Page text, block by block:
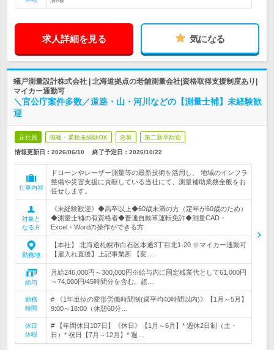
求人詳細を見る 気になる
蟻戸測量設計株式会社 | 北海道拠点の老舗測量会社|資格取得支援制度あり|
マイカー通勤可
＼官公庁案件多数／道路・山・河川などの【測量士補】未経験歓
迎
正社員 職種・業種未経験OK 急募 第二新卒歓迎
情報更新日：2026/06/10 終了予定日： 2026/10/22
仕事内容
ドローンやレーザー測量等の最新技術を活用し、 地域のインフラ
整備や災害支援に貢献している当社にて、測量補助業務全般をお
任せします。
対象と
なる方
《未経験歓迎》◆高卒以上◆60歳未満の方（定年が60歳のため）
◆測量士補の有資格者◆普通自動車運転免許◆測量CAD・
Excel・Wordの操作ができる方
勤務地
【本社】 北海道札幌市白石区本通3丁目北1-20 ※マイカー通勤可
【雇入れ直後】上記事業所 【変…
給与
月給246,000円～300,000円※給与内に固定残業代として61,000円
～74,000円/45時間分を含む。超…
勤務
時間
# 《1年単位の変形労働時間制(週平均40時間以内)》【1月～5月】
9:00～18:00（休憩60分…
休日
休暇
# 【年間休日107日】《休日》【1月～6月】* 週休2日制（土・
日）* 祝日【7月～12月】* 週…